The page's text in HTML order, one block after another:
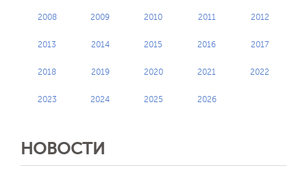
2008 2009 2010 2011 2012
2013 2014 2015 2016 2017
2018 2019 2020 2021 2022
2023 2024 2025 2026
НОВОСТИ